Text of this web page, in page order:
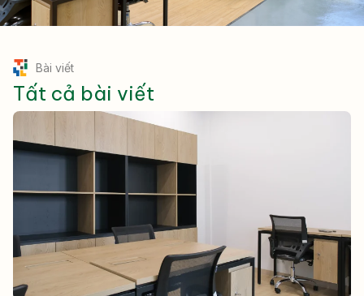
Bài viết
Tất cả bài viết